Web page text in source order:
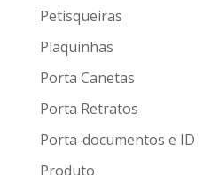
Petisqueiras
Plaquinhas
Porta Canetas
Porta Retratos
Porta-documentos e ID
Produto